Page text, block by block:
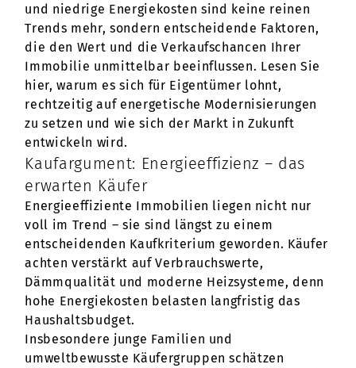
und niedrige Energiekosten sind keine reinen
Trends mehr, sondern entscheidende Faktoren,
die den Wert und die Verkaufschancen Ihrer
Immobilie unmittelbar beeinflussen. Lesen Sie
hier, warum es sich für Eigentümer lohnt,
rechtzeitig auf energetische Modernisierungen
zu setzen und wie sich der Markt in Zukunft
entwickeln wird.
Kaufargument: Energieeffizienz – das
erwarten Käufer
Energieeffiziente Immobilien liegen nicht nur
voll im Trend – sie sind längst zu einem
entscheidenden Kaufkriterium geworden. Käufer
achten verstärkt auf Verbrauchswerte,
Dämmqualität und moderne Heizsysteme, denn
hohe Energiekosten belasten langfristig das
Haushaltsbudget.
Insbesondere junge Familien und
umweltbewusste Käufergruppen schätzen